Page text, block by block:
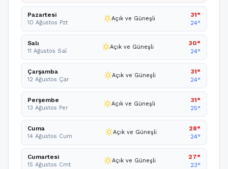
Pazartesi
10 Ağustos Pzt wb_sunnyAçık ve Güneşli
31°
24°
Salı
11 Ağustos Sal wb_sunnyAçık ve Güneşli
30°
24°
Çarşamba
12 Ağustos Çar wb_sunnyAçık ve Güneşli
31°
24°
Perşembe
13 Ağustos Per wb_sunnyAçık ve Güneşli
31°
25°
Cuma
14 Ağustos Cum wb_sunnyAçık ve Güneşli
28°
24°
Cumartesi
15 Ağustos Cmt wb_sunnyAçık ve Güneşli
27°
23°